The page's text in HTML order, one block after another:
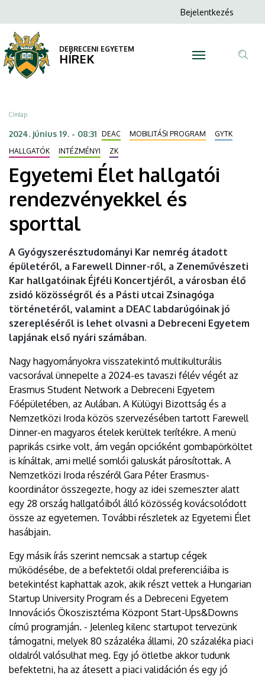
Élet
hallgatói
rendezvényekkel
és
sporttal
DEBRECENI
EGYETEM
a
tartalomra
Anonim
menüje
Bejelentkezés
DEBRECENI EGYETEM
HÍREK
Morzsa
Címlap
2024. június 19. - 08:31 DEAC MOBILITÁSI PROGRAM
GYTK
HALLGATÓK
INTÉZMÉNYI ZK
Egyetemi Élet hallgatói
rendezvényekkel és
sporttal
A Gyógyszerésztudományi Kar nemrég átadott
épületéről, a Farewell Dinner-ről, a Zeneművészeti
Kar hallgatóinak Éjféli Koncertjéről, a városban élő
zsidó közösségről és a Pásti utcai Zsinagóga
történetéről, valamint a DEAC labdarúgóinak jó
szerepléséről is lehet olvasni a Debreceni Egyetem
lapjának első nyári számában.
Nagy hagyományokra visszatekintő multikulturális
vacsorával ünnepelte a 2024-es tavaszi félév végét az
Erasmus Student Network a Debreceni Egyetem
Főépületében, az Aulában. A Külügyi Bizottság és a
Nemzetközi Iroda közös szervezésében tartott Farewell
Dinner-en magyaros ételek kerültek terítékre. A menü
paprikás csirke volt, ám vegán opcióként gombapörköltet
is kínáltak, ami mellé somlói galuskát párosítottak. A
Nemzetközi Iroda részéről Gara Péter Erasmus-
koordinátor összegezte, hogy az idei szemeszter alatt
egy 28 ország hallgatóiból álló közösség kovácsolódott
össze az egyetemen. További részletek az Egyetemi Élet
hasábjain.
Egy másik írás szerint nemcsak a startup cégek
működésébe, de a befektetői oldal preferenciáiba is
betekintést kaphattak azok, akik részt vettek a Hungarian
Startup University Program és a Debreceni Egyetem
Innovációs Ökoszisztéma Központ Start-Ups&Downs
című programján. - Jelenleg kilenc startupot tervezünk
támogatni, melyek 80 százaléka állami, 20 százaléka piaci
oldalról valósulhat meg. Egy jó ötletbe akkor tudunk
befektetni, ha az átesett a piaci validáción és egy jó